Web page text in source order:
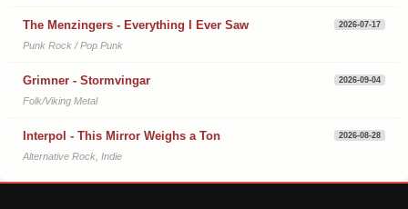
The Menzingers - Everything I Ever Saw 2026-07-17
Punk Rock / Pop Punk
Grimner - Stormvingar 2026-09-04
Folk/Viking Metal
Interpol - This Mirror Weighs a Ton 2026-08-28
Alternative Rock, Indie